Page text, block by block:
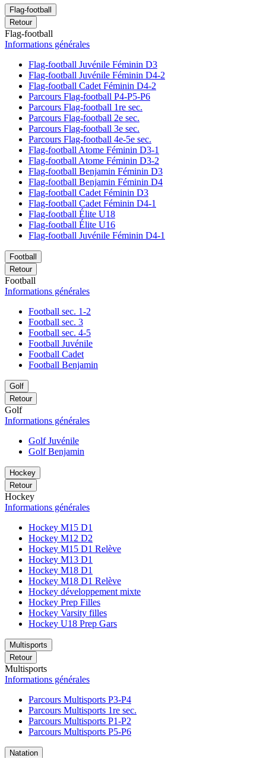
Flag-football
Retour
Flag-football
Informations générales
Flag-football Juvénile Féminin D3
Flag-football Juvénile Féminin D4-2
Flag-football Cadet Féminin D4-2
Parcours Flag-football P4-P5-P6
Parcours Flag-football 1re sec.
Parcours Flag-football 2e sec.
Parcours Flag-football 3e sec.
Parcours Flag-football 4e-5e sec.
Flag-football Atome Féminin D3-1
Flag-football Atome Féminin D3-2
Flag-football Benjamin Féminin D3
Flag-football Benjamin Féminin D4
Flag-football Cadet Féminin D3
Flag-football Cadet Féminin D4-1
Flag-football Élite U18
Flag-football Élite U16
Flag-football Juvénile Féminin D4-1
Football
Retour
Football
Informations générales
Football sec. 1-2
Football sec. 3
Football sec. 4-5
Football Juvénile
Football Cadet
Football Benjamin
Golf
Retour
Golf
Informations générales
Golf Juvénile
Golf Benjamin
Hockey
Retour
Hockey
Informations générales
Hockey M15 D1
Hockey M12 D2
Hockey M15 D1 Relève
Hockey M13 D1
Hockey M18 D1
Hockey M18 D1 Relève
Hockey développement mixte
Hockey Prep Filles
Hockey Varsity filles
Hockey U18 Prep Gars
Multisports
Retour
Multisports
Informations générales
Parcours Multisports P3-P4
Parcours Multisports 1re sec.
Parcours Multisports P1-P2
Parcours Multisports P5-P6
Natation